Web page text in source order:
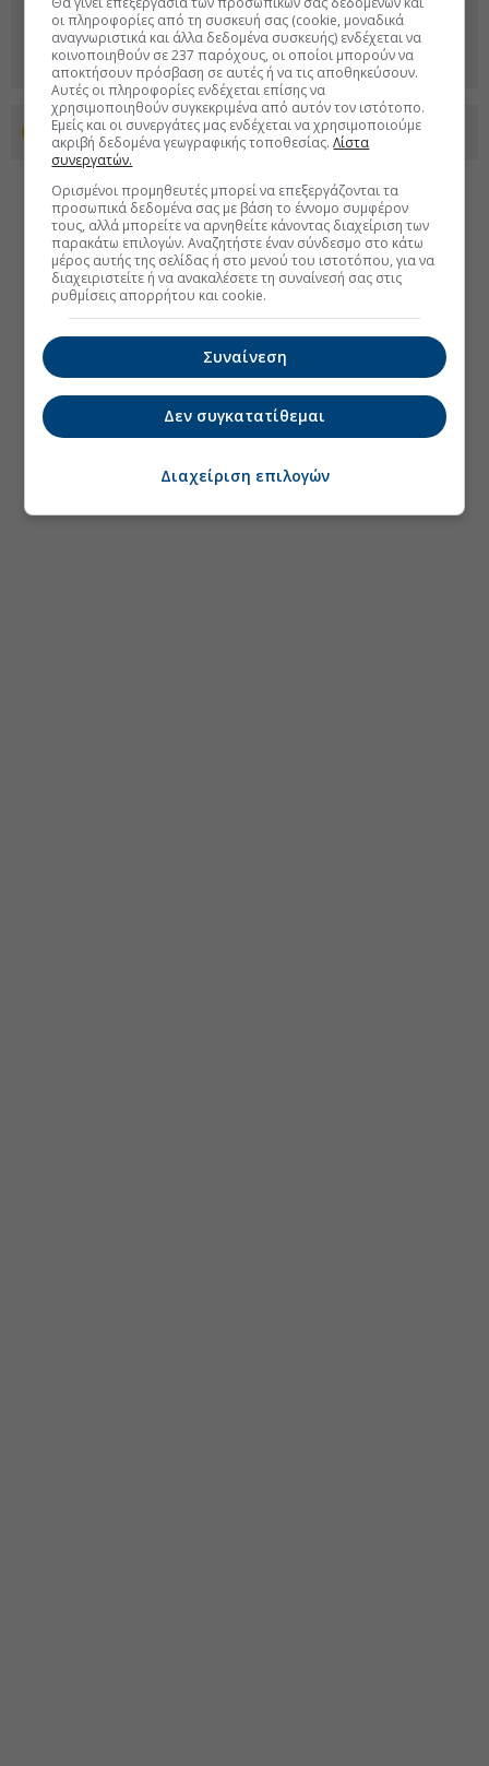
Προσθέστε το euro2day.gr στο Discover
οι πληροφορίες από τη συσκευή σας (cookie, μοναδικά
αναγνωριστικά και άλλα δεδομένα συσκευής) ενδέχεται να
κοινοποιηθούν σε 237 παρόχους, οι οποίοι μπορούν να
αποκτήσουν πρόσβαση σε αυτές ή να τις αποθηκεύσουν.
Αυτές οι πληροφορίες ενδέχεται επίσης να
χρησιμοποιηθούν συγκεκριμένα από αυτόν τον ιστότοπο.
Εμείς και οι συνεργάτες μας ενδέχεται να χρησιμοποιούμε
ακριβή δεδομένα γεωγραφικής τοποθεσίας.Λίστα
συνεργατών.
Ορισμένοι προμηθευτές μπορεί να επεξεργάζονται τα
προσωπικά δεδομένα σας με βάση το έννομο συμφέρον
τους, αλλά μπορείτε να αρνηθείτε κάνοντας διαχείριση των
παρακάτω επιλογών. Αναζητήστε έναν σύνδεσμο στο κάτω
μέρος αυτής της σελίδας ή στο μενού του ιστοτόπου, για να
διαχειριστείτε ή να ανακαλέσετε τη συναίνεσή σας στις
ρυθμίσεις απορρήτου και cookie.
Συναίνεση
Δεν συγκατατίθεμαι
Διαχείριση επιλογών